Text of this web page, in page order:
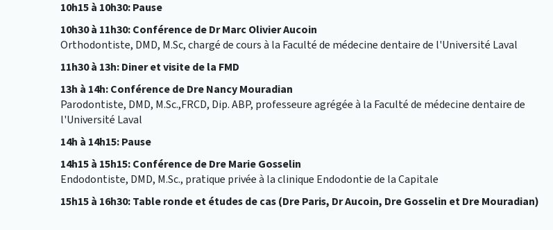
10h15 à 10h30: Pause
10h30 à 11h30: Conférence de Dr Marc Olivier Aucoin
Orthodontiste, DMD, M.Sc, chargé de cours à la Faculté de médecine dentaire de l'Université Laval
11h30 à 13h: Diner et visite de la FMD
13h à 14h: Conférence de Dre Nancy Mouradian
Parodontiste, DMD, M.Sc.,FRCD, Dip. ABP, professeure agrégée à la Faculté de médecine dentaire de
l'Université Laval
14h à 14h15: Pause
14h15 à 15h15: Conférence de Dre Marie Gosselin
Endodontiste, DMD, M.Sc., pratique privée à la clinique Endodontie de la Capitale
15h15 à 16h30: Table ronde et études de cas (Dre Paris, Dr Aucoin, Dre Gosselin et Dre Mouradian)